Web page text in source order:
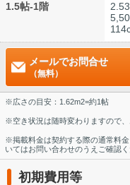
1.5帖-1階
メールでお問合せ
（無料）
※広さの目安：1.62m2=約1帖
※空き状況は随時変わりますので
※掲載料金は契約する際の通常料
いてはお問い合わせのうえご確認く
初期費用等